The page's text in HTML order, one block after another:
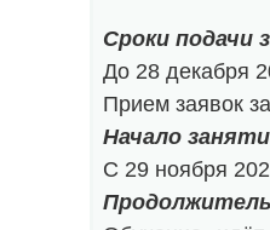
Сроки подачи
До 28 декабря
Прием заявок
Начало
С 29 ноября